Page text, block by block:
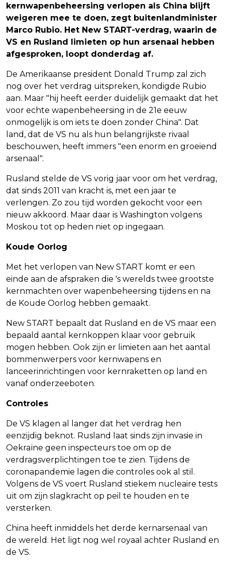
kernwapenbeheersing verlopen als China blijft
weigeren mee te doen, zegt buitenlandminister
Marco Rubio. Het New START-verdrag, waarin de
VS en Rusland limieten op hun arsenaal hebben
afgesproken, loopt donderdag af.
De Amerikaanse president Donald Trump zal zich
nog over het verdrag uitspreken, kondigde Rubio
aan. Maar "hij heeft eerder duidelijk gemaakt dat het
voor echte wapenbeheersing in de 21e eeuw
onmogelijk is om iets te doen zonder China". Dat
land, dat de VS nu als hun belangrijkste rivaal
beschouwen, heeft immers "een enorm en groeiend
arsenaal".
Rusland stelde de VS vorig jaar voor om het verdrag,
dat sinds 2011 van kracht is, met een jaar te
verlengen. Zo zou tijd worden gekocht voor een
nieuw akkoord. Maar daar is Washington volgens
Moskou tot op heden niet op ingegaan.
Koude Oorlog
Met het verlopen van New START komt er een
einde aan de afspraken die 's werelds twee grootste
kernmachten over wapenbeheersing tijdens en na
de Koude Oorlog hebben gemaakt.
New START bepaalt dat Rusland en de VS maar een
bepaald aantal kernkoppen klaar voor gebruik
mogen hebben. Ook zijn er limieten aan het aantal
bommenwerpers voor kernwapens en
lanceerinrichtingen voor kernraketten op land en
vanaf onderzeeboten.
Controles
De VS klagen al langer dat het verdrag hen
eenzijdig beknot. Rusland laat sinds zijn invasie in
Oekraïne geen inspecteurs toe om op de
verdragsverplichtingen toe te zien. Tijdens de
coronapandemie lagen die controles ook al stil.
Volgens de VS voert Rusland stiekem nucleaire tests
uit om zijn slagkracht op peil te houden en te
versterken.
China heeft inmiddels het derde kernarsenaal van
de wereld. Het ligt nog wel royaal achter Rusland en
de VS.